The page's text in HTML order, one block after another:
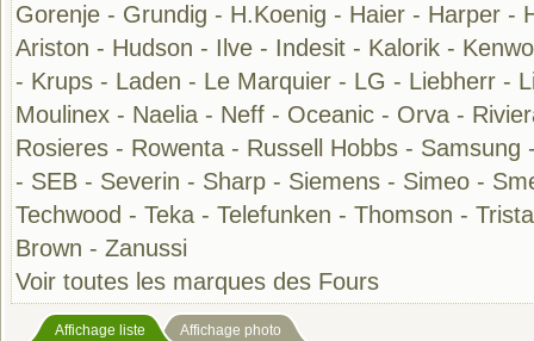
Gorenje - Grundig - H.Koenig - Haier - Harper -
Ariston - Hudson - Ilve - Indesit - Kalorik -
- Krups - Laden - Le Marquier - LG - Liebherr -
Moulinex - Naelia - Neff - Oceanic - Orva -
Rosieres - Rowenta - Russell Hobbs - Samsung
- SEB - Severin - Sharp - Siemens - Simeo -
Techwood - Teka - Telefunken - Thomson -
Brown - Zanussi
Voir toutes les marques des Fours
Affichage liste Affichage photo